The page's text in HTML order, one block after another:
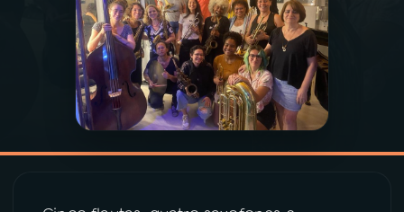
PODCASTS
VIDEOCASTS